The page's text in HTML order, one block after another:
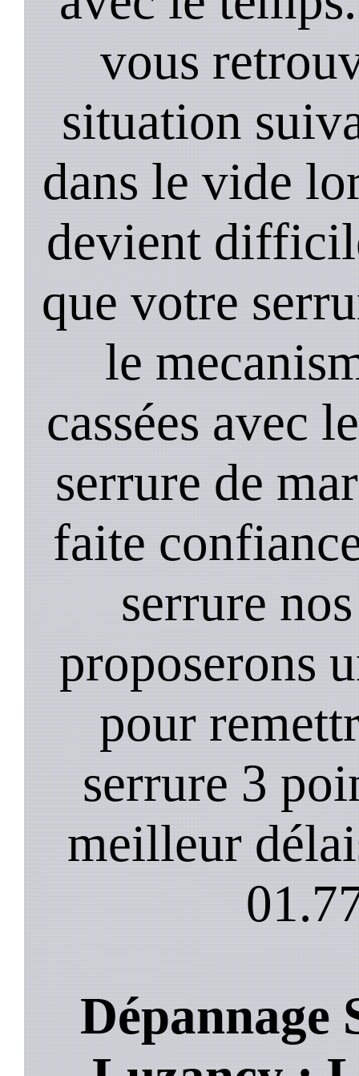
vous
situation
dans le vide
devient
que votre
le
cassées avec
serrure de
faite
serrure
proposerons
pour
serrure 3
meilleur
Dépannage